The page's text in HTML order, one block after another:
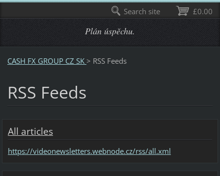
Plán úspěchu.
CASH FX GROUP CZ SK > RSS Feeds
RSS Feeds
All articles
https://videonewsletters.webnode.cz/rss/all.xml
£0.00
Search site